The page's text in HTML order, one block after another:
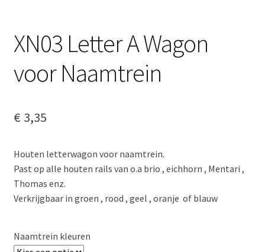
XN03 Letter A Wagon
voor Naamtrein
€ 3,35
Houten letterwagon voor naamtrein.
Past op alle houten rails van o.a brio , eichhorn , Mentari ,
Thomas enz.
Verkrijgbaar in groen , rood , geel , oranje of blauw
Naamtrein kleuren